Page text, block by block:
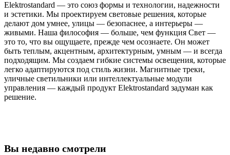
Elektrostandard — это союз формы и технологии, надежности
и эстетики. Мы проектируем световые решения, которые
делают дом умнее, улицы — безопаснее, а интерьеры —
живыми. Наша философия — больше, чем функция Свет —
это то, что вы ощущаете, прежде чем осознаете. Он может
быть теплым, акцентным, архитектурным, умным — и всегда
подходящим. Мы создаем гибкие системы освещения, которые
легко адаптируются под стиль жизни. Магнитные треки,
уличные светильники или интеллектуальные модули
управления — каждый продукт Elektrostandard задуман как
решение.
Вы недавно смотрели